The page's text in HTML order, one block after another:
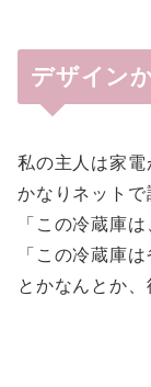
デザイン
私の主人は家電
かなりネットで
「この冷蔵庫
「この冷蔵庫
とかなんとか、